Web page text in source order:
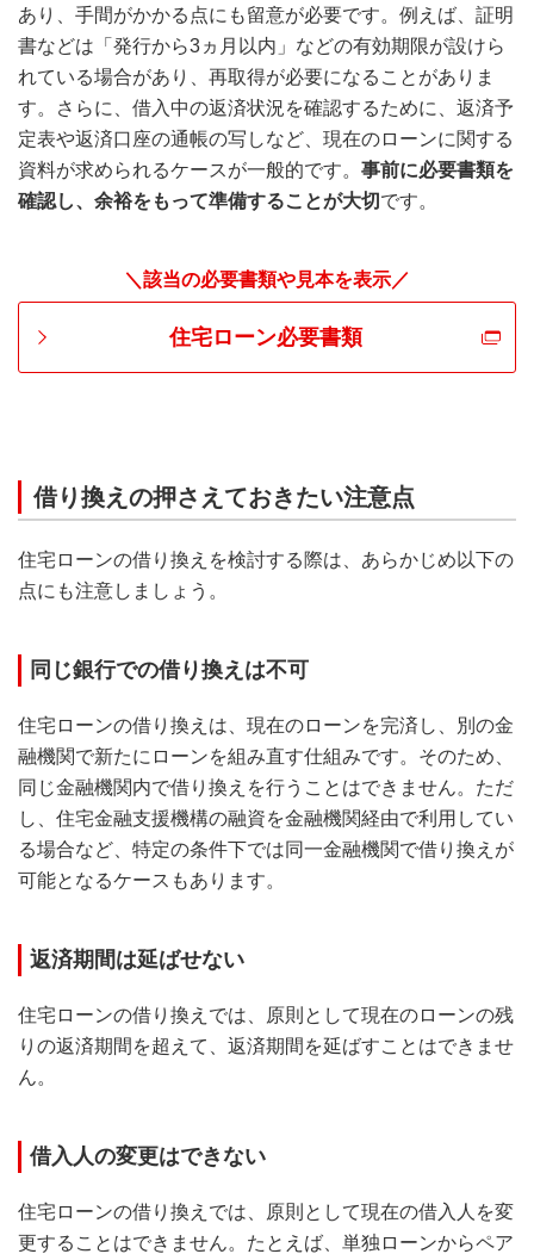
あり、手間がかかる点にも留意が必要です。例えば、証明
書などは「発行から3ヵ月以内」などの有効期限が設けら
れている場合があり、再取得が必要になることがありま
す。さらに、借入中の返済状況を確認するために、返済予
定表や返済口座の通帳の写しなど、現在のローンに関する
資料が求められるケースが一般的です。 事前に必要書類を
確認し、余裕をもって準備することが大切 です。
＼該当の必要書類や見本を表示／
住宅ローン必要書類
借り換えの押さえておきたい注意点
住宅ローンの借り換えを検討する際は、あらかじめ以下の
点にも注意しましょう。
同じ銀行での借り換えは不可
住宅ローンの借り換えは、現在のローンを完済し、別の金
融機関で新たにローンを組み直す仕組みです。そのため、
同じ金融機関内で借り換えを行うことはできません。ただ
し、住宅金融支援機構の融資を金融機関経由で利用してい
る場合など、特定の条件下では同一金融機関で借り換えが
可能となるケースもあります。
返済期間は延ばせない
住宅ローンの借り換えでは、原則として現在のローンの残
りの返済期間を超えて、返済期間を延ばすことはできませ
ん。
借入人の変更はできない
住宅ローンの借り換えでは、原則として現在の借入人を変
更することはできません。たとえば、単独ローンからペア